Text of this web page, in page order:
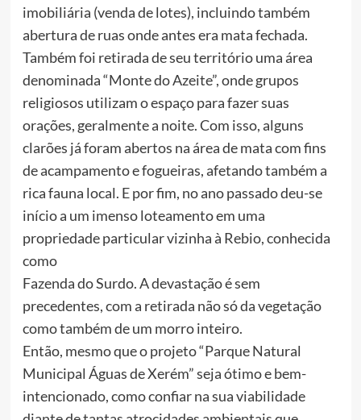
imobiliária (venda de lotes), incluindo também
abertura de ruas onde antes era mata fechada.
Também foi retirada de seu território uma área
denominada “Monte do Azeite”, onde grupos
religiosos utilizam o espaço para fazer suas
orações, geralmente a noite. Com isso, alguns
clarões já foram abertos na área de mata com fins
de acampamento e fogueiras, afetando também a
rica fauna local. E por fim, no ano passado deu-se
início a um imenso loteamento em uma
propriedade particular vizinha à Rebio, conhecida
como
Fazenda do Surdo. A devastação é sem
precedentes, com a retirada não só da vegetação
como também de um morro inteiro.
Então, mesmo que o projeto “Parque Natural
Municipal Águas de Xerém” seja ótimo e bem-
intencionado, como confiar na sua viabilidade